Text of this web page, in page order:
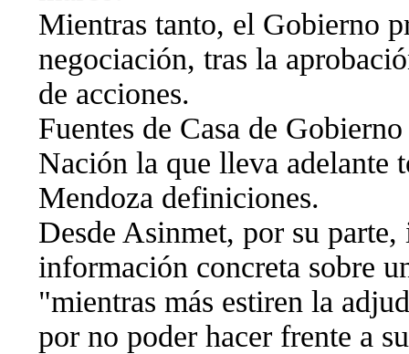
Mientras tanto, el Gobierno
negociación, tras la
de acciones.
Fuentes de Casa de
Nación la que lleva adelante
Mendoza definiciones.
Desde Asinmet, por su
información concreta sobre
"mientras más estiren la
por no poder hacer frente a